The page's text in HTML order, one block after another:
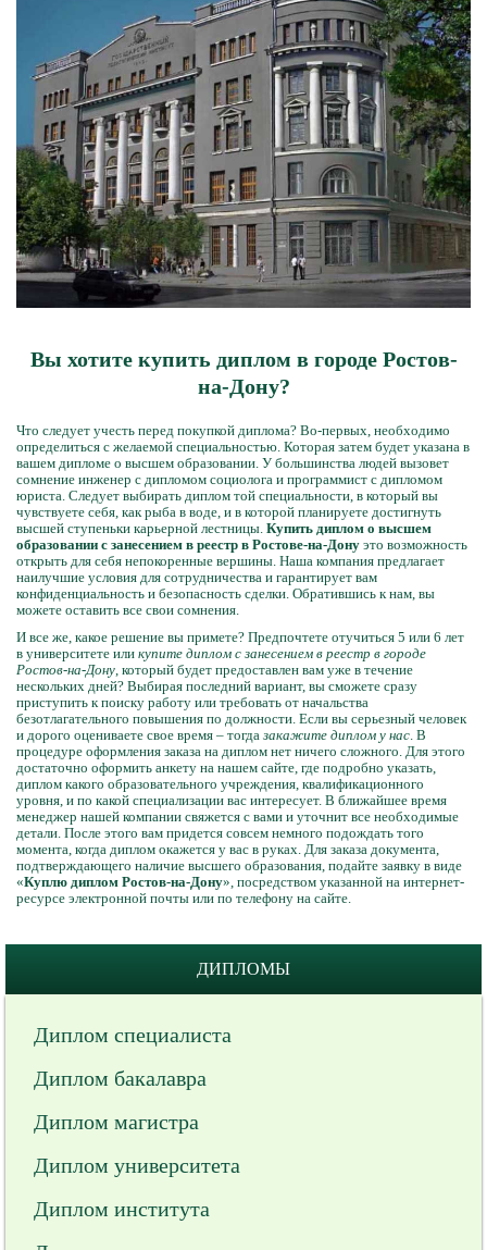
Вы хотите купить диплом в городе Ростов-
на-Дону?
Что следует учесть перед покупкой диплома? Во-первых, необходимо
определиться с желаемой специальностью. Которая затем будет указана в
вашем дипломе о высшем образовании. У большинства людей вызовет
сомнение инженер с дипломом социолога и программист с дипломом
юриста. Следует выбирать диплом той специальности, в который вы
чувствуете себя, как рыба в воде, и в которой планируете достигнуть
высшей ступеньки карьерной лестницы. Купить диплом о высшем
образовании с занесением в реестр в Ростове-на-Дону это возможность
открыть для себя непокоренные вершины. Наша компания предлагает
наилучшие условия для сотрудничества и гарантирует вам
конфиденциальность и безопасность сделки. Обратившись к нам, вы
можете оставить все свои сомнения.
И все же, какое решение вы примете? Предпочтете отучиться 5 или 6 лет
в университете или купите диплом с занесением в реестр в городе
Ростов-на-Дону , который будет предоставлен вам уже в течение
нескольких дней? Выбирая последний вариант, вы сможете сразу
приступить к поиску работу или требовать от начальства
безотлагательного повышения по должности. Если вы серьезный человек
и дорого оцениваете свое время – тогда закажите диплом у нас . В
процедуре оформления заказа на диплом нет ничего сложного. Для этого
достаточно оформить анкету на нашем сайте, где подробно указать,
диплом какого образовательного учреждения, квалификационного
уровня, и по какой специализации вас интересует. В ближайшее время
менеджер нашей компании свяжется с вами и уточнит все необходимые
детали. После этого вам придется совсем немного подождать того
момента, когда диплом окажется у вас в руках. Для заказа документа,
подтверждающего наличие высшего образования, подайте заявку в виде
«Куплю диплом Ростов-на-Дону», посредством указанной на интернет-
ресурсе электронной почты или по телефону на сайте.
ДИПЛОМЫ
Диплом специалиста
Диплом бакалавра
Диплом магистра
Диплом университета
Диплом института